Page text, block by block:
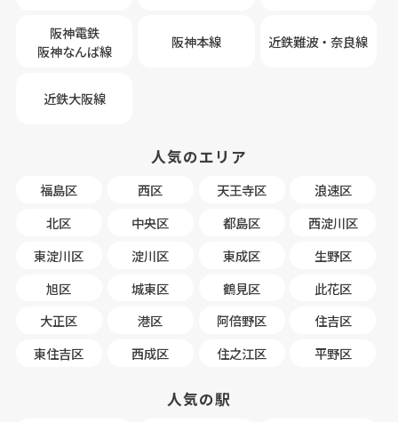
阪神電鉄
阪神なんば線
阪神本線 近鉄難波・奈良線
近鉄大阪線
人気のエリア
福島区 西区 天王寺区
浪速区
北区
中央区 都島区
西淀川区
東淀川区
淀川区 東成区
生野区
旭区
城東区 鶴見区
此花区
大正区
港区 阿倍野区
住吉区
東住吉区
西成区 住之江区 平野区
人気の駅